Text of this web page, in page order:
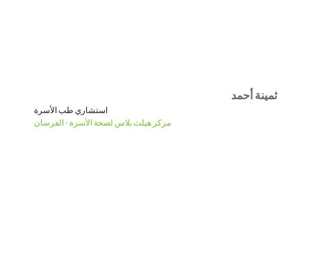
ثمينة أحمد
استشاري طب الأسرة
مركز هيلث بلاس لصحة الأسرة - الفرسان